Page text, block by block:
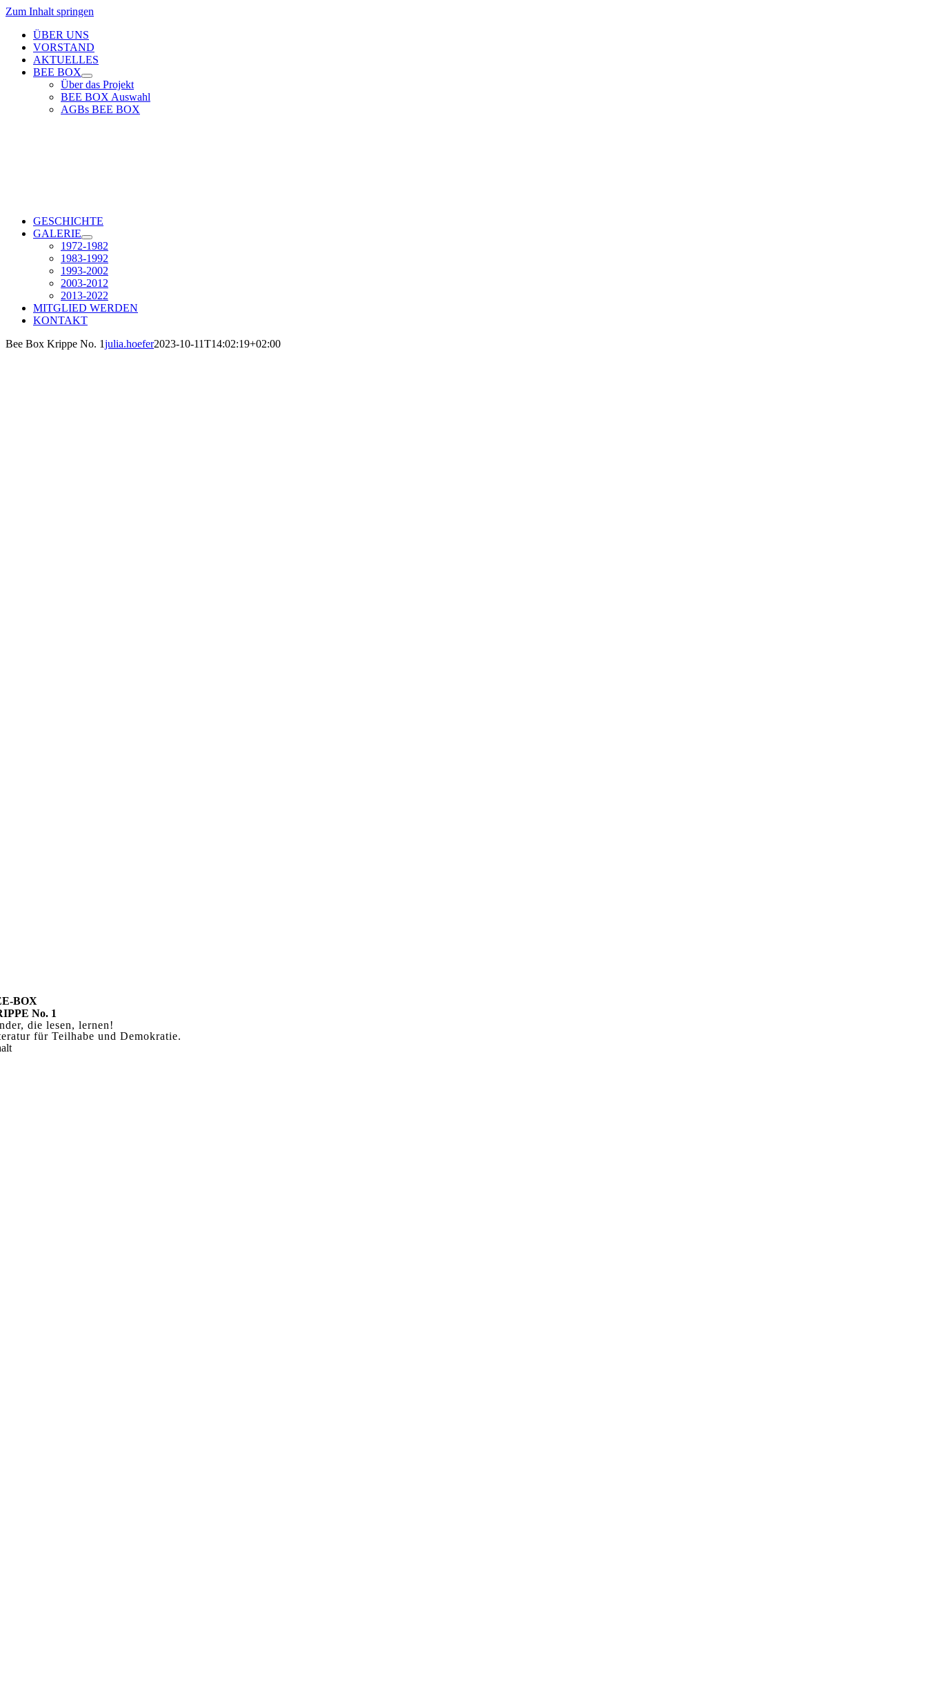
Zum Inhalt springen
ÜBER UNS
VORSTAND
AKTUELLES
BEE BOX
Über das Projekt
BEE BOX Auswahl
AGBs BEE BOX
GESCHICHTE
GALERIE
1972-1982
1983-1992
1993-2002
2003-2012
2013-2022
MITGLIED WERDEN
KONTAKT
Bee Box Krippe No. 1julia.hoefer2023-10-11T14:02:19+02:00
BOX
No. 1
die lesen, lernen!
fürTeilhabe und Demokratie.